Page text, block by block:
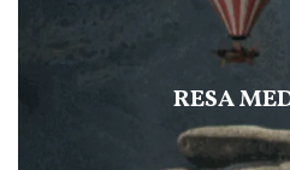
RESA